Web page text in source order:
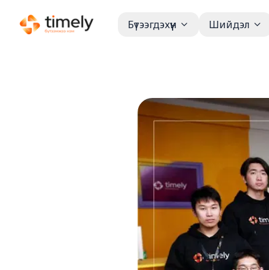
Бүтээгдэхүүн Шийдэл